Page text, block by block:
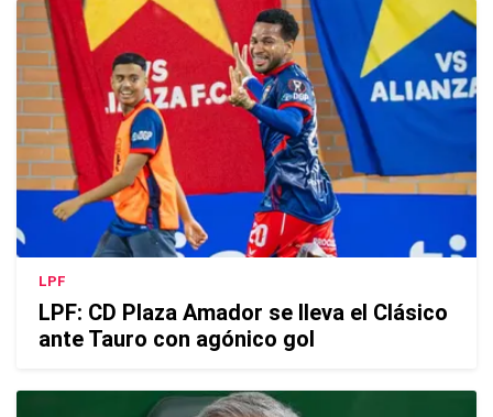
LPF
LPF: CD Plaza Amador se lleva el Clásico
ante Tauro con agónico gol